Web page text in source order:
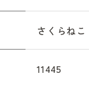
さくらねこ
11445